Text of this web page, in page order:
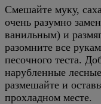
Смешайте муку,
очень разумно
ванильным) и
разомните все
песочного теста.
нарубленные
размешайте и
прохладном месте.